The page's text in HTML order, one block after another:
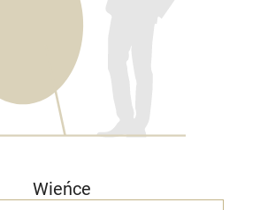
Wieńce